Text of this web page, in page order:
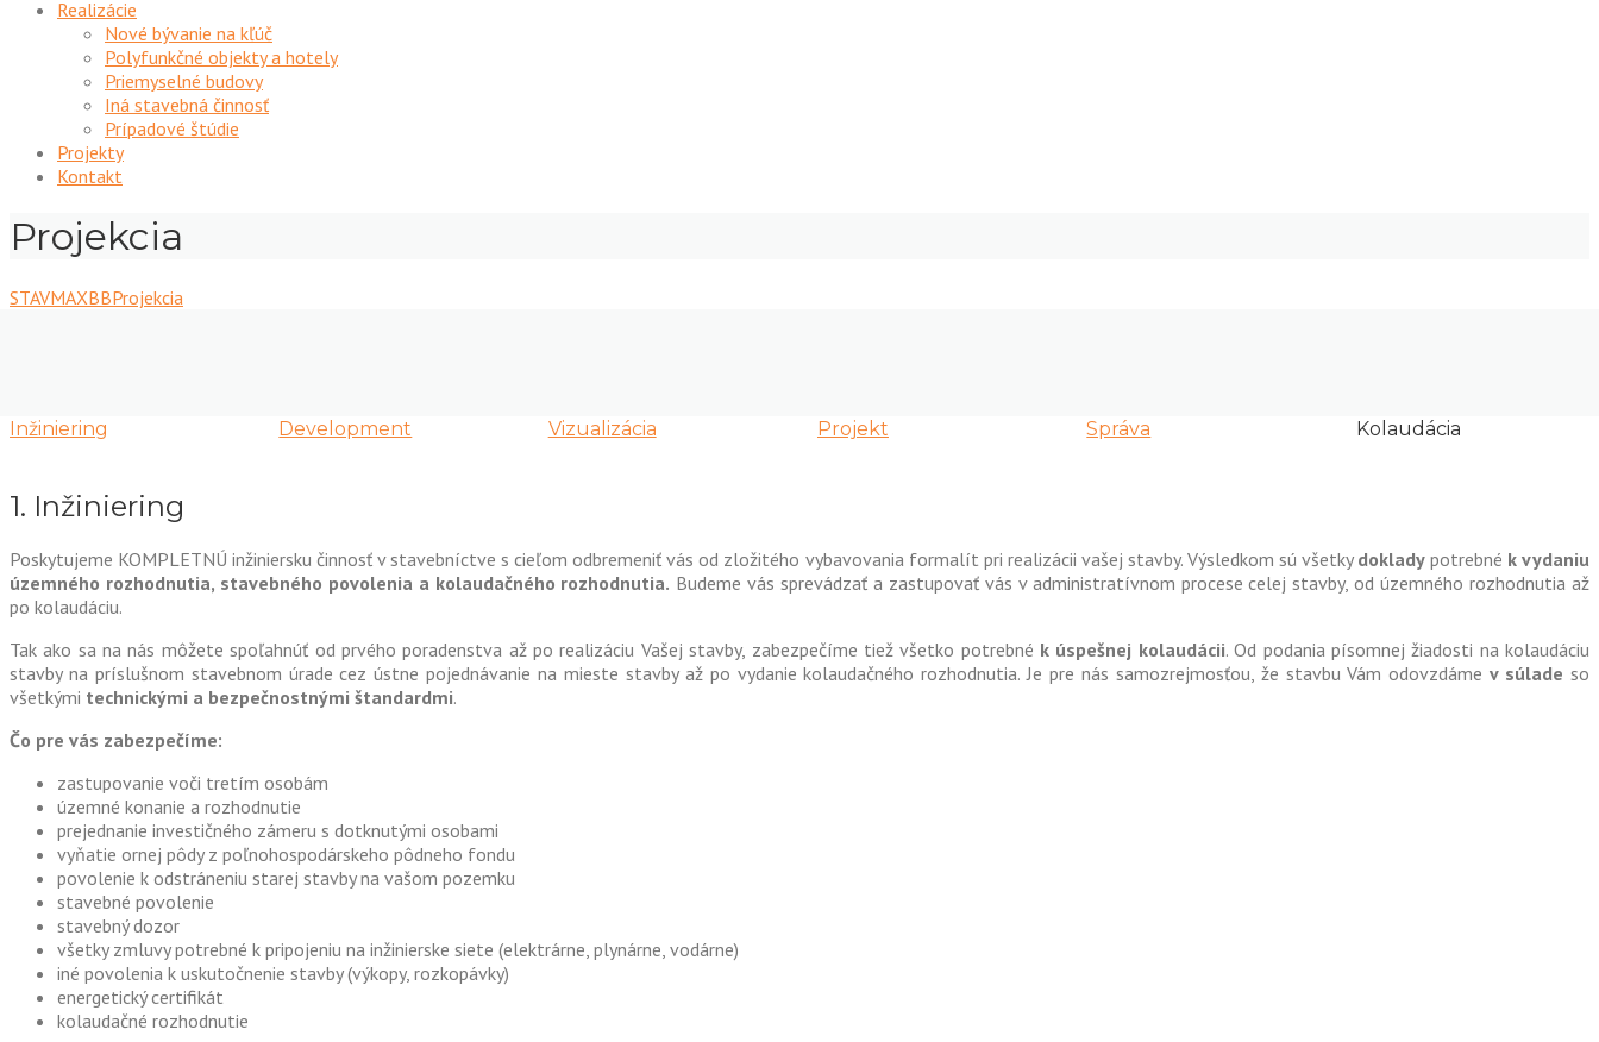
Realizácie
Nové bývanie na kľúč
Polyfunkčné objekty a hotely
Priemyselné budovy
Iná stavebná činnosť
Prípadové štúdie
Projekty
Kontakt
Projekcia
STAVMAXBBProjekcia
Inžiniering Development Vizualizácia Projekt Správa Kolaudácia
1. Inžiniering
Poskytujeme KOMPLETNÚ inžiniersku činnosť v stavebníctve s cieľom odbremeniť vás od zložitého vybavovania formalít pri realizácii vašej stavby. Výsledkom sú všetky dokladypotrebné k vydaniu
územného rozhodnutia, stavebného povolenia a kolaudačného rozhodnutia. Budeme vás sprevádzať a zastupovať vás v administratívnom procese celej stavby, od územného rozhodnutia až
po kolaudáciu.
Tak ako sa na nás môžete spoľahnúť od prvého poradenstva až po realizáciu Vašej stavby, zabezpečíme tiež všetko potrebné k úspešnej kolaudácii. Od podania písomnej žiadosti na kolaudáciu
stavby na príslušnom stavebnom úrade cez ústne pojednávanie na mieste stavby až po vydanie kolaudačného rozhodnutia. Je pre nás samozrejmosťou, že stavbu Vám odovzdámev súlade so
všetkými technickými a bezpečnostnými štandardmi.
Čo pre vás zabezpečíme:
zastupovanie voči tretím osobám
územné konanie a rozhodnutie
prejednanie investičného zámeru s dotknutými osobami
vyňatie ornej pôdy z poľnohospodárskeho pôdneho fondu
povolenie k odstráneniu starej stavby na vašom pozemku
stavebné povolenie
stavebný dozor
všetky zmluvy potrebné k pripojeniu na inžinierske siete (elektrárne, plynárne, vodárne)
iné povolenia k uskutočnenie stavby (výkopy, rozkopávky)
energetický certifikát
kolaudačné rozhodnutie